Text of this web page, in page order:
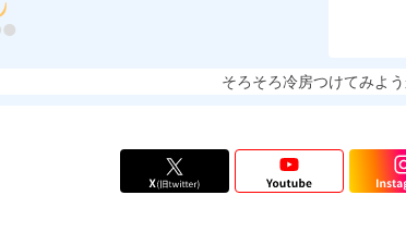
そろそろ冷房つけてみよ